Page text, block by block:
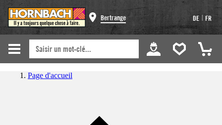
Bertrange DE | FR
Page d'accueil